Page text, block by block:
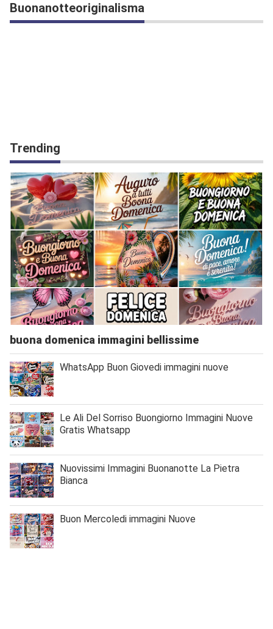
Buonanotteoriginalisma
Trending
buona domenica immagini bellissime
WhatsApp Buon Giovedi immagini nuove
Le Ali Del Sorriso Buongiorno Immagini Nuove
Gratis Whatsapp
Nuovissimi Immagini Buonanotte La Pietra
Bianca
Buon Mercoledi immagini Nuove